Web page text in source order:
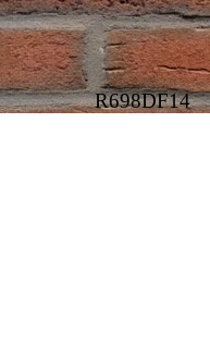
R698DF14